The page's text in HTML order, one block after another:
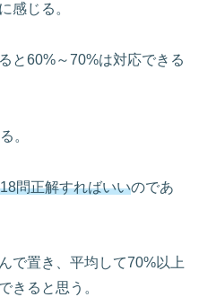
感じる。
と60%～70%は対応できる
。
問正解すればいいのであ
で置き、平均して70%以上
きると思う。